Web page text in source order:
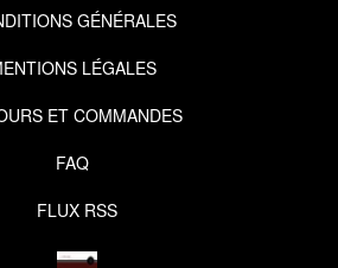
GÉNÉRALES
LÉGALES
ET COMMANDES
FAQ
FLUX RSS